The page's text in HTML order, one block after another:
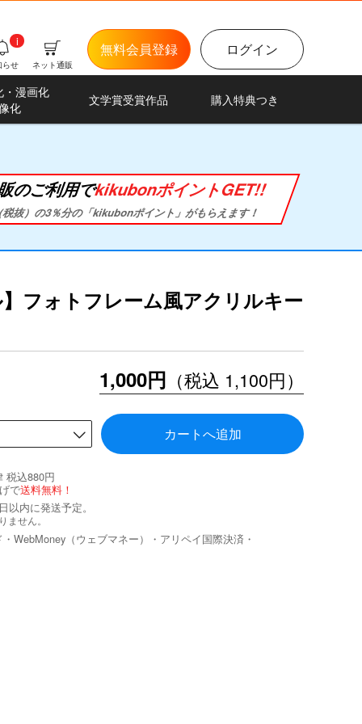
ログイン
無料会員登録
ネット通販
らせ
i
・漫画化
化
文学賞受賞作品 購入特典つき
のご利用でkikubonポイントGET!!
抜）の3％分の「kikubonポイント」がもらえます！
フォトフレーム風アクリルキー
1,000円 （税込 1,100円）
カートへ追加
税込880円
で送料無料！
内に発送予定。
ません。
WebMoney（ウェブマネー）・アリペイ国際決済・